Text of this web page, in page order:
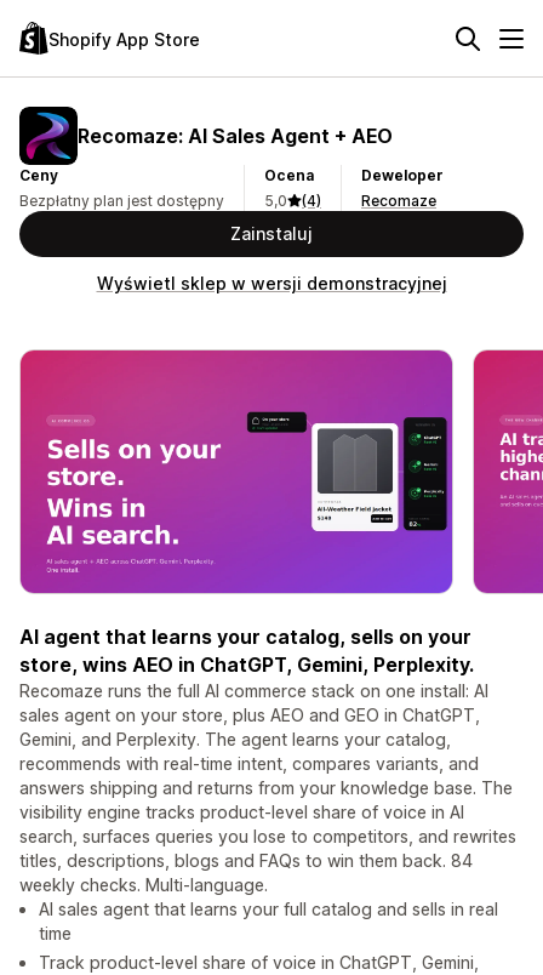
Shopify App Store
Recomaze: AI Sales Agent + AEO
Ceny
Bezpłatny plan jest dostępny
Ocena
5,0
(4)
Deweloper
Recomaze
Zainstaluj
Wyświetl sklep w wersji demonstracyjnej
AI agent that learns your catalog, sells on your
store, wins AEO in ChatGPT, Gemini, Perplexity.
Recomaze runs the full AI commerce stack on one install: AI
sales agent on your store, plus AEO and GEO in ChatGPT,
Gemini, and Perplexity. The agent learns your catalog,
recommends with real-time intent, compares variants, and
answers shipping and returns from your knowledge base. The
visibility engine tracks product-level share of voice in AI
search, surfaces queries you lose to competitors, and rewrites
titles, descriptions, blogs and FAQs to win them back. 84
weekly checks. Multi-language.
AI sales agent that learns your full catalog and sells in real
time
Track product-level share of voice in ChatGPT, Gemini,